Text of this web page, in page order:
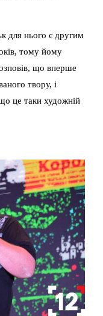
для нього є другим
тому йому
що вперше
твору, і
це таки художній